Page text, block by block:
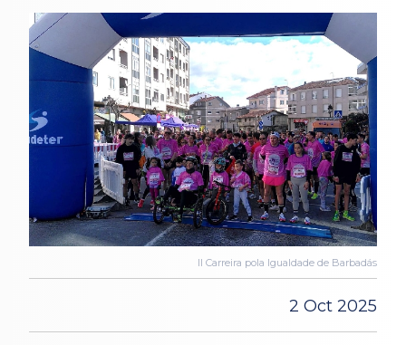
II Carreira pola Igualdade de Barbadás
2 Oct 2025